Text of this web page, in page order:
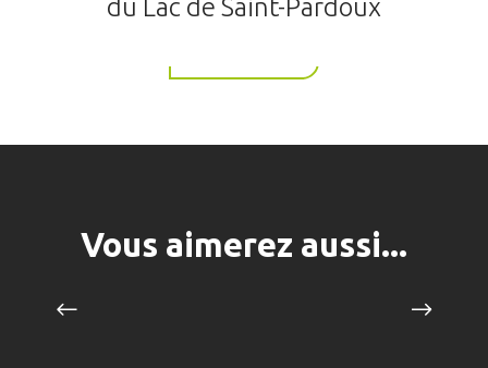
du Lac de Saint-Pardoux
événements...
Vous aimerez aussi...